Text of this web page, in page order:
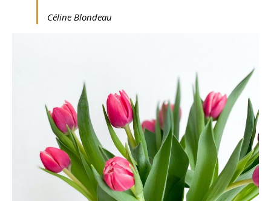
Céline Blondeau